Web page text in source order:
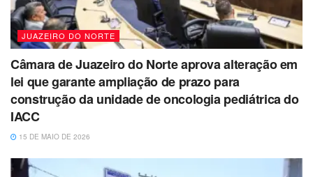
JUAZEIRO DO NORTE
Câmara de Juazeiro do Norte aprova alteração em
lei que garante ampliação de prazo para
construção da unidade de oncologia pediátrica do
IACC
15 DE MAIO DE 2026